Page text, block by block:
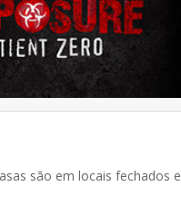
são em locais fechados e